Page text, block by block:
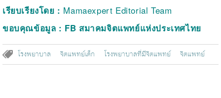
เรียบเรียงโดย : Mamaexpert Editorial Team
ขอบคุณข้อมูล : FB สมาคมจิตแพทย์แห่งประเทศไทย
โรงพยาบาล จิตแพทย์เด็ก โรงพยาบาลที่มีจิตแพทย์ จิตแพทย์